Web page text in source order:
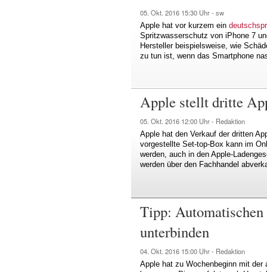
05. Okt. 2016 15:30 Uhr - sw
Apple hat vor kurzem ein
Spritzwasserschutz von iPhone 7
Hersteller beispielsweise, wie
zu tun ist, wenn das Smartphone
Apple stellt dritte
05. Okt. 2016 12:00 Uhr - Redaktion
Apple hat den Verkauf der dritten
vorgestellte Set-top-Box kann im
werden, auch in den Apple-
werden über den Fachhandel
Tipp:
unterbinden
04. Okt. 2016 15:00 Uhr - Redaktion
Apple hat zu Wochenbeginn mit